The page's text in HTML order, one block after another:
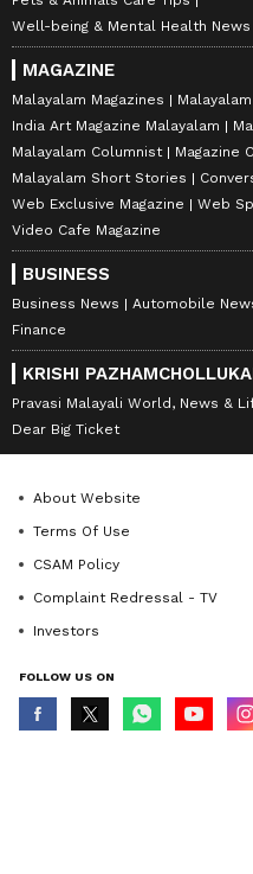
Well-being & Mental Health News
MAGAZINE
Malayalam Magazines
India Art Magazine Malayalam
Malayalam Columnist
Magazine
Malayalam Short Stories
Web Exclusive Magazine
Web
Video Cafe Magazine
BUSINESS
Business News Automobile
Finance
KRISHI
Pravasi Malayali World, News &
Dear Big Ticket
About Website
Terms Of Use
CSAM Policy
Complaint Redressal - TV
Investors
FOLLOW US ON